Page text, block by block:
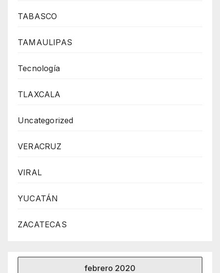
TABASCO
TAMAULIPAS
Tecnología
TLAXCALA
Uncategorized
VERACRUZ
VIRAL
YUCATÁN
ZACATECAS
febrero 2020